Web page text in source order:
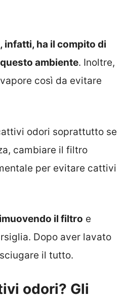
infatti, ha il compito di
ambiente. Inoltre,
così da evitare
odori soprattutto se
cambiare il filtro
per evitare cattivi
il filtro e
Dopo aver lavato
il tutto.
odori? Gli